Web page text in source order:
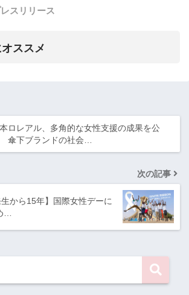
スリリース
ススメ
ロレアル、多角的な女性支援の成果を公
傘下ブランドの社会…
次の記事
生から15年】国際女性デーに
…